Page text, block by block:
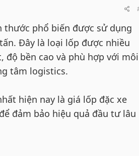
phổ biến được sử dụng
Đây là loại lốp được nhiều
bền cao và phù hợp với môi
tâm logistics.
hiện nay là giá lốp đặc xe
đảm bảo hiệu quả đầu tư lâu